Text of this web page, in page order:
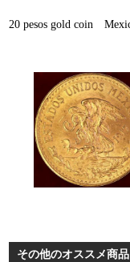
20 pesos gold coin
その他のオススメ商品